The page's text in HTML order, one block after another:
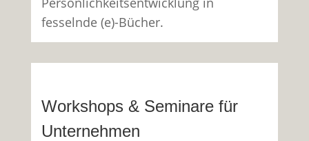
fesselnde (e)-Bücher.
Workshops & Seminare für
Unternehmen